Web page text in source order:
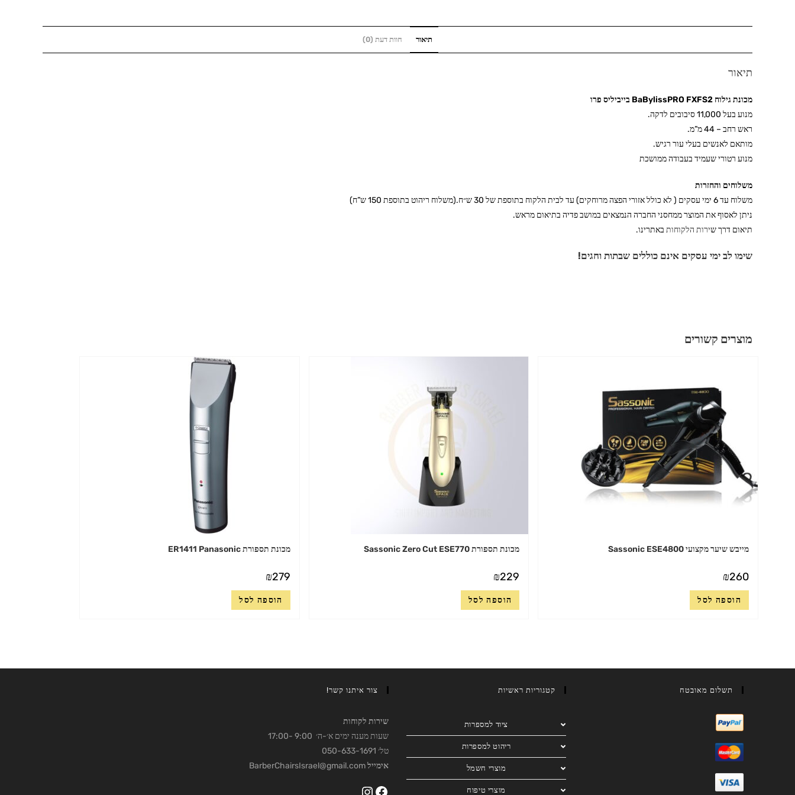
תיאור חוות דעת (0)
תיאור
מכונת גילוח BaBylissPRO FXFS2 בייביליס פרו
מנוע בעל 11,000 סיבובים לדקה.
ראש רחב – 44 מ”מ.
מותאם לאנשים בעלי עור רגיש.
מנוע רטורי שעמיד בעבודה ממושכת
משלוחים והחזרות
משלוח עד 6 ימי עסקים ( לא כולל אזורי הפצה מרוחקים) עד לבית הלקוח בתוספת של 30 ש״ח.(משלוח ריהוט בתוספת 150 ש”ח)
ניתן לאסוף את המוצר ממחסני החברה הנמצאים במושב פדיה בתיאום מראש.
תיאום דרך שירות הלקוחות באתרינו.
שימו לב ימי עסקים אינם כוללים שבתות וחגים!
מוצרים קשורים
מייבש שיער מקצועי Sassonic ESE4800
₪260
הוספה לסל
מכונת תספורת Sassonic Zero Cut ESE770
₪229
הוספה לסל
מכונת תספורת ER1411 Panasonic
₪279
הוספה לסל
תשלום מאובטח קטגוריות ראשיות
ציוד למספרות
ריהוט למספרות
מוצרי חשמל
מוצרי טיפוח
צור איתנו קשר!
שירות לקוחות
שעות מענה ימים א׳-ה׳ 9:00 -17:00
טל׳ 050-633-1691
אימייל
Facebook
Instagram